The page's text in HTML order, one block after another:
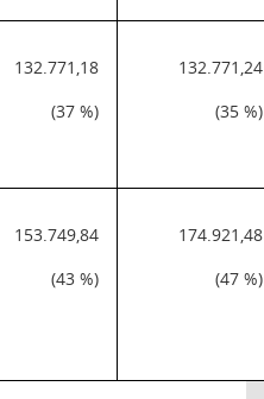
132.771,18
(37 %)
132.771,24
(35 %)
153.749,84
(43 %)
174.921,48
(47 %)